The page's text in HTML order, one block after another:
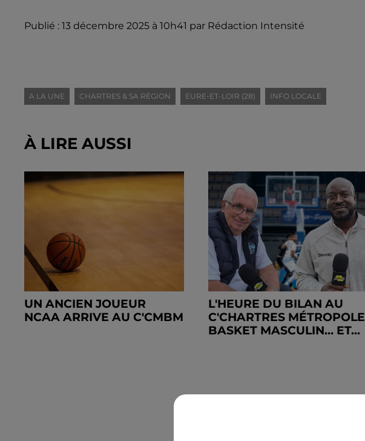
Publié : 13 décembre 2025 à 10h41 par Rédaction Intensité
A LA UNE CHARTRES & SA RÉGION EURE-ET-LOIR (28) INFO LOCALE
À LIRE AUSSI
UN ANCIEN JOUEUR
NCAA ARRIVE AU C'CMBM
L'HEURE DU BILAN AU
C'CHARTRES MÉTROPOLE
BASKET MASCULIN… ET...